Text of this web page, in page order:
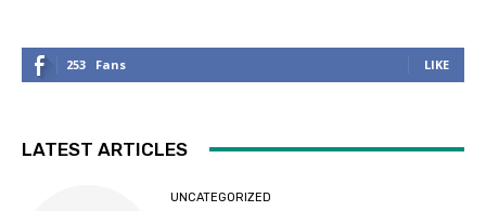
253 Fans LIKE
LATEST ARTICLES
UNCATEGORIZED